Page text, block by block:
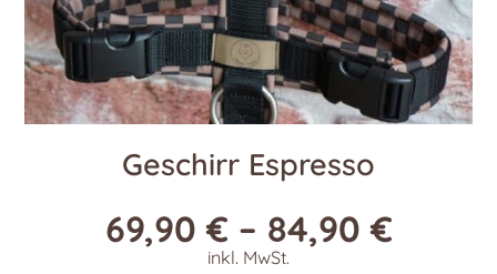
Geschirr Espresso
69,90€ – 84,90€
inkl. MwSt.